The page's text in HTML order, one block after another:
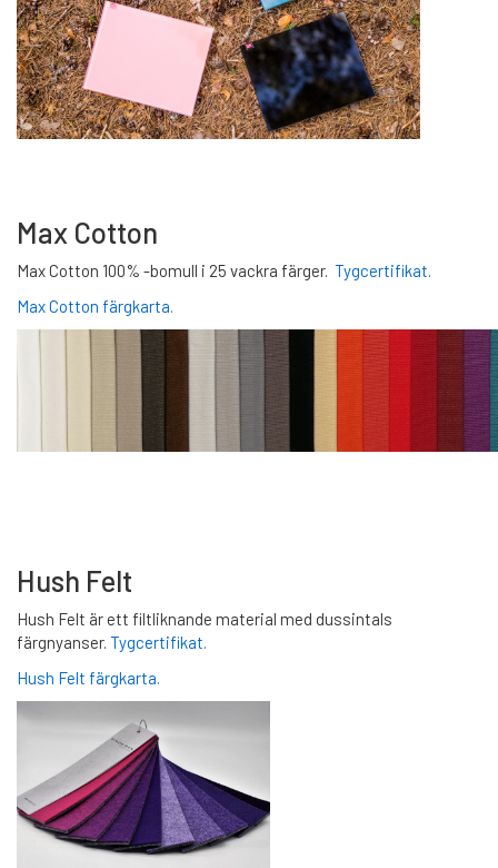
Max Cotton
Max Cotton 100% -bomull i 25 vackra färger. Tygcertifikat.
Max Cotton färgkarta.
Hush Felt
Hush Felt är ett filtliknande material med dussintals
färgnyanser. Tygcertifikat.
Hush Felt färgkarta.